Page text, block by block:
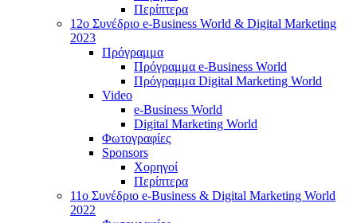
Περίπτερα
12o Συνέδριο e-Business World & Digital Marketing
2023
Πρόγραμμα
Πρόγραμμα e-Business World
Πρόγραμμα Digital Marketing World
Video
e-Business World
Digital Marketing World
Φωτογραφίες
Sponsors
Χορηγοί
Περίπτερα
11ο Συνέδριο e-Business & Digital Marketing World
2022